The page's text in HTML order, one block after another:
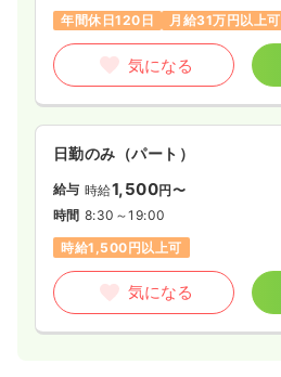
年間休日120日 月給31万円以上可
気になる
日勤のみ（パート）
給与 時給1,500円〜
時間 8:30～19:00
時給1,500円以上可
気になる